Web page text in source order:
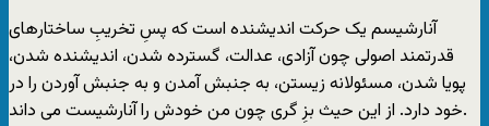
آنارشیسم یک حرکت اندیشنده است که پسِ تخریبِ ساختارهای
قدرتمند اصولی چون آزادی، عدالت، گسترده شدن، اندیشنده شدن،
پویا شدن، مسئولانه زیستن، به جنبش آمدن و به جنبش آوردن را در
خود دارد. از این حیث بزِ گری چون من خودش را آنارشیست می داند.